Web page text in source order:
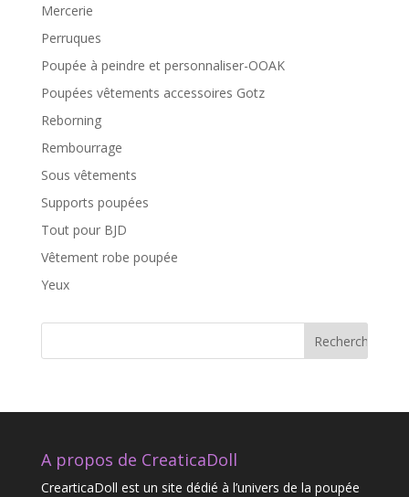
Mercerie
Perruques
Poupée à peindre et personnaliser-OOAK
Poupées vêtements accessoires Gotz
Reborning
Rembourrage
Sous vêtements
Supports poupées
Tout pour BJD
Vêtement robe poupée
Yeux
A propos de CreaticaDoll
CrearticaDoll est un site dédié à l’univers de la poupée